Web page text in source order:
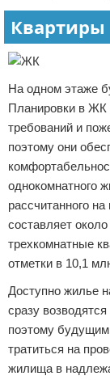
Квартиры
На одном этаже
Планировки в ЖК
требований и
поэтому они
однокомнатного
рассчитанного
составляет
трехкомнатные
отметки в 10,1
Доступно жилье
сразу
поэтому
тратиться на
жилища в